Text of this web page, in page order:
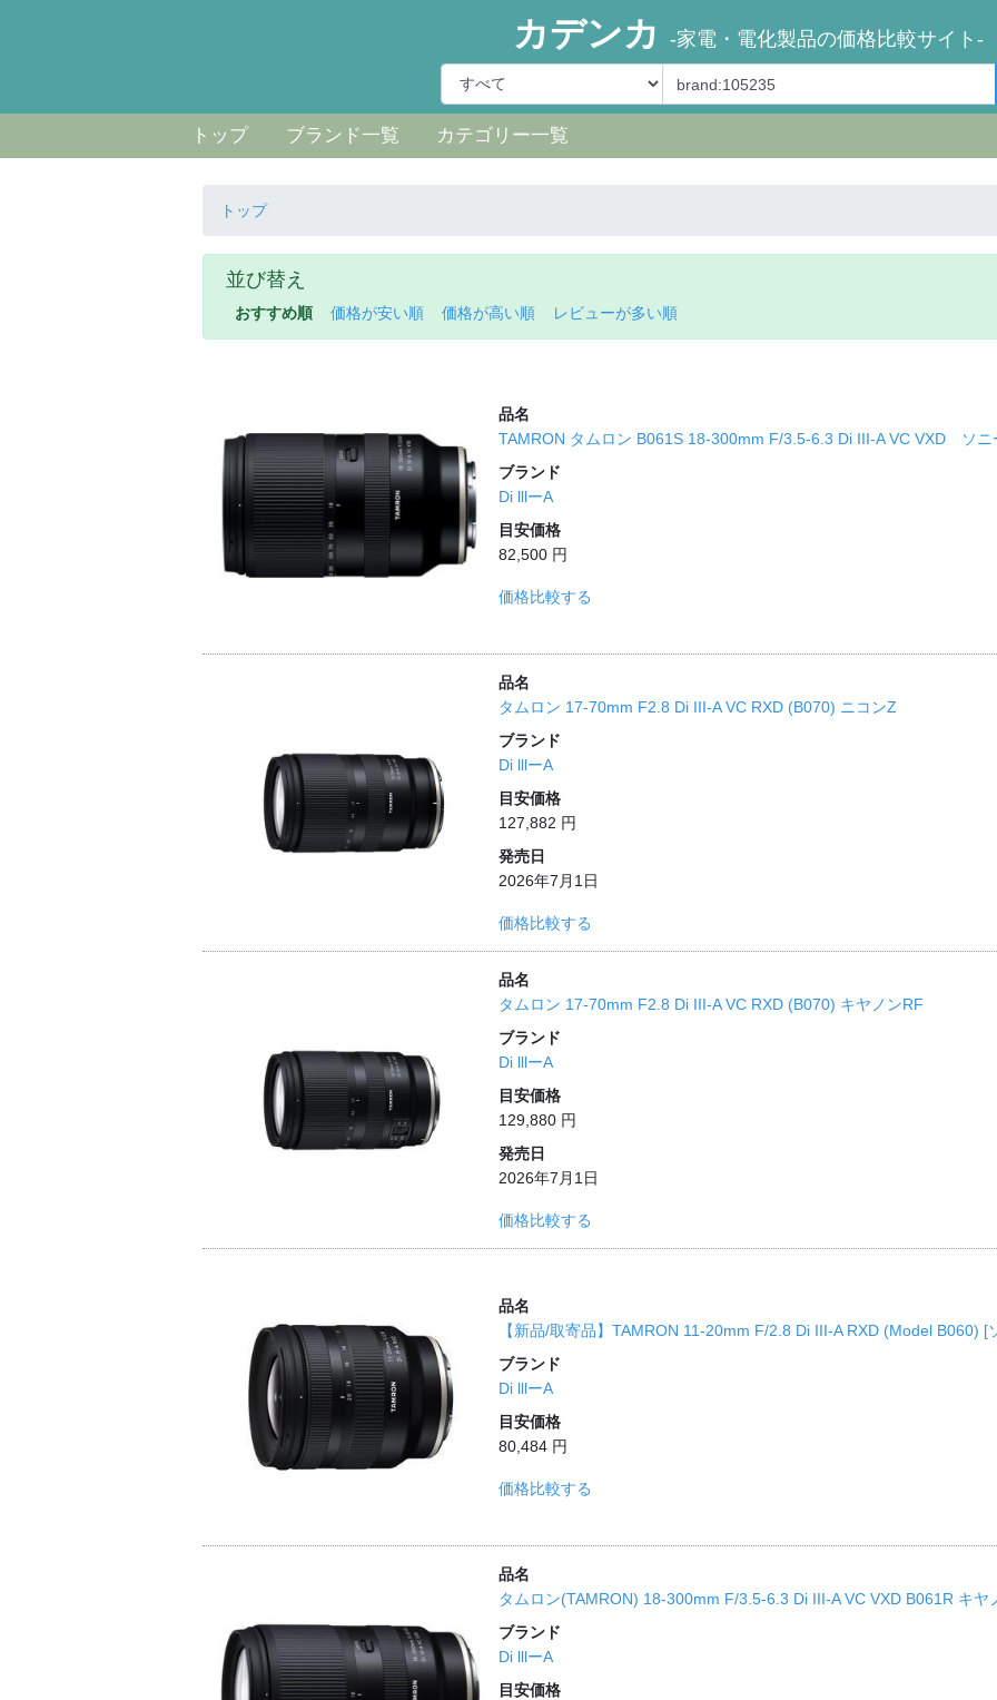
カデンカ -家電・電化製品の価格比較サイト-
トップ ブランド一覧 カテゴリー一覧
トップ
並び替え
おすすめ順 価格が安い順 価格が高い順 レビューが多い順
品名
TAMRON タムロン B061S 18-300mm F/3.5-6.3 Di III-A VC VXD ソニ
ブランド
Di lllーA
目安価格
82,500 円
価格比較する
品名
タムロン 17-70mm F2.8 Di III-A VC RXD (B070) ニコンZ
ブランド
Di lllーA
目安価格
127,882 円
発売日
2026年7月1日
価格比較する
品名
タムロン 17-70mm F2.8 Di III-A VC RXD (B070) キヤノンRF
ブランド
Di lllーA
目安価格
129,880 円
発売日
2026年7月1日
価格比較する
品名
【新品/取寄品】TAMRON 11-20mm F/2.8 Di III-A RXD (Model B060) [
ブランド
Di lllーA
目安価格
80,484 円
価格比較する
品名
タムロン(TAMRON) 18-300mm F/3.5-6.3 Di III-A VC VXD B061R キ
ブランド
Di lllーA
目安価格